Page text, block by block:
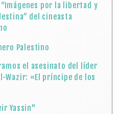
por la libertad y
del cineasta
Palestino
el asesinato del líder
Wazir: «El príncipe de los
Yassin"